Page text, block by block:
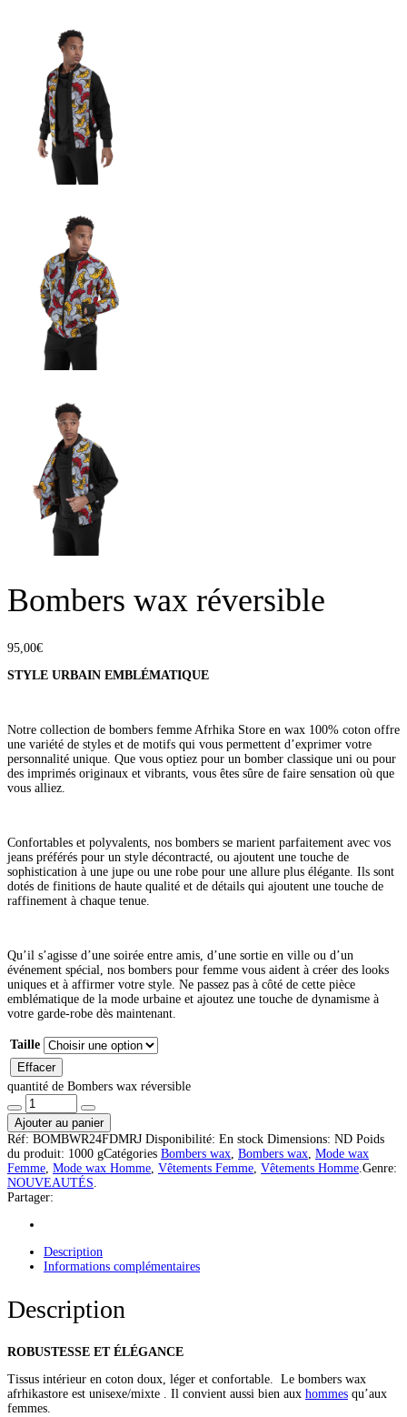
Bombers wax réversible
95,00€
STYLE URBAIN EMBLÉMATIQUE
Notre collection de bombers femme Afrhika Store en wax 100% coton offre
une variété de styles et de motifs qui vous permettent d’exprimer votre
personnalité unique. Que vous optiez pour un bomber classique uni ou pour
des imprimés originaux et vibrants, vous êtes sûre de faire sensation où que
vous alliez.
Confortables et polyvalents, nos bombers se marient parfaitement avec vos
jeans préférés pour un style décontracté, ou ajoutent une touche de
sophistication à une jupe ou une robe pour une allure plus élégante. Ils sont
dotés de finitions de haute qualité et de détails qui ajoutent une touche de
raffinement à chaque tenue.
Qu’il s’agisse d’une soirée entre amis, d’une sortie en ville ou d’un
événement spécial, nos bombers pour femme vous aident à créer des looks
uniques et à affirmer votre style. Ne passez pas à côté de cette pièce
emblématique de la mode urbaine et ajoutez une touche de dynamisme à
votre garde-robe dès maintenant.
Taille
Effacer
quantité de Bombers wax réversible
Ajouter au panier
Réf: BOMBWR24FDMRJ Disponibilité: En stock Dimensions: ND Poids
du produit: 1000 gCatégories Bombers wax Bombers wax Mode wax
Femme Mode wax Homme Vêtements Femme Vêtements Homme Genre:
NOUVEAUTÉS
Partager:
Description
Informations complémentaires
Description
ROBUSTESSE ET ÉLÉGANCE
Tissus intérieur en coton doux, léger et confortable. Le bombers wax
afrhikastore est unisexe/mixte . Il convient aussi bien aux hommes qu’aux
femmes.